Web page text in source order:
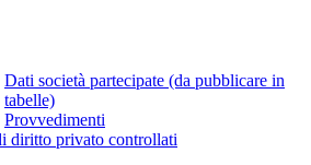
Dati società partecipate (da pubblicare in
tabelle)
Provvedimenti
diritto privato controllati